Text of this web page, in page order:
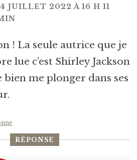
JUILLET 2022 À 16 H 11
! La seule autrice que je
lue c’est Shirley Jackson
bien me plonger dans ses
RÉPONSE